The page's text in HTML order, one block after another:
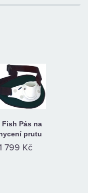
Fish Pás na
prutu
799 Kč